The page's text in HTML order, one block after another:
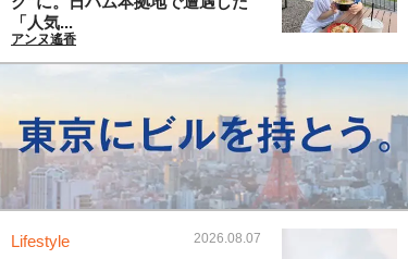
「人気...
アンヌ遙香
Lifestyle 2026.08.07